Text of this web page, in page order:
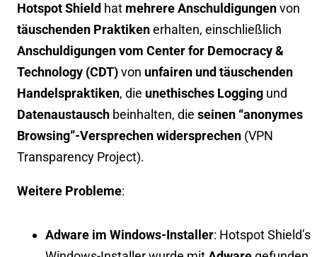
Hotspot Shield hat mehrere Anschuldigungenvon
täuschenden Praktikenerhalten, einschließlich
Anschuldigungen vom Center for Democracy &
Technology (CDT)von unfairen und täuschenden
Handelspraktiken, die unethisches Logging und
Datenaustausch beinhalten, die seinen “anonymes
Browsing”-Versprechen widersprechen (VPN
Transparency Project).
Weitere Probleme:
Adware im Windows-Installer: Hotspot Shield’s